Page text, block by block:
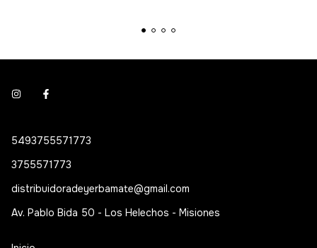
5493755571773
3755571773
distribuidoradeyerbamate@gmail.com
Av. Pablo Bida 50 - Los Helechos - Misiones